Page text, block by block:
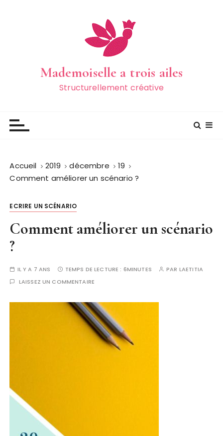
Mademoiselle a trois ailes
Structurellement créative
Accueil 2019 décembre
19
Comment améliorer un scénario ?
ECRIRE UN SCÉNARIO
Comment améliorer un scénario
?
IL Y A 7 ANS TEMPS DE LECTURE : 6MINUTES PAR LAETITIA
LAISSEZ UN COMMENTAIRE